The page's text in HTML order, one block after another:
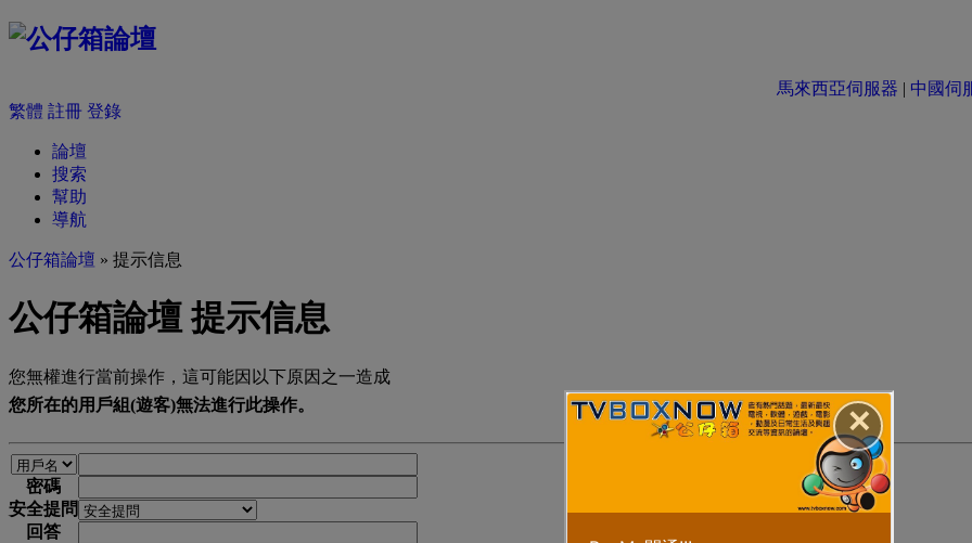
✕
馬來西亞伺服器 | 中國伺
繁體 註冊 登錄
論壇
搜索
幫助
導航
公仔箱論壇 » 提示信息
公仔箱論壇 提示信息
您無權進行當前操作，這可能因以下原因之一造成
您所在的用戶組(遊客)無法進行此操作。
密碼
安全提問
回答